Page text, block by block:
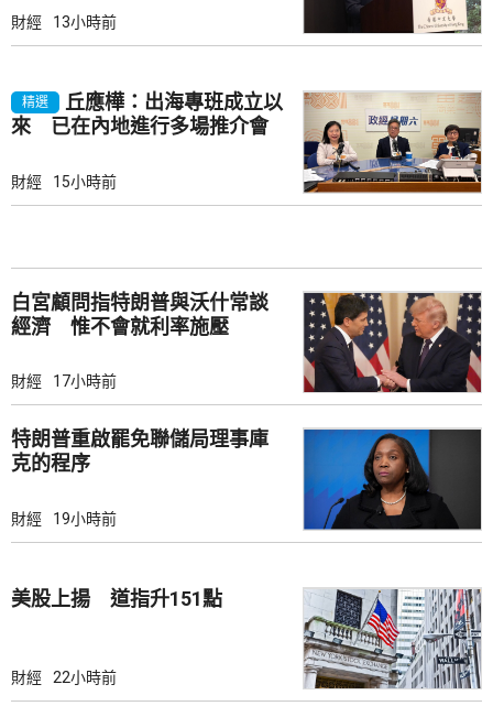
財經 13小時前
精選
丘應樺：出海專班成立以
來 已在內地進行多場推介會
財經 15小時前
白宮顧問指特朗普與沃什常談
經濟 惟不會就利率施壓
財經 17小時前
特朗普重啟罷免聯儲局理事庫
克的程序
財經 19小時前
美股上揚 道指升151點
財經 22小時前